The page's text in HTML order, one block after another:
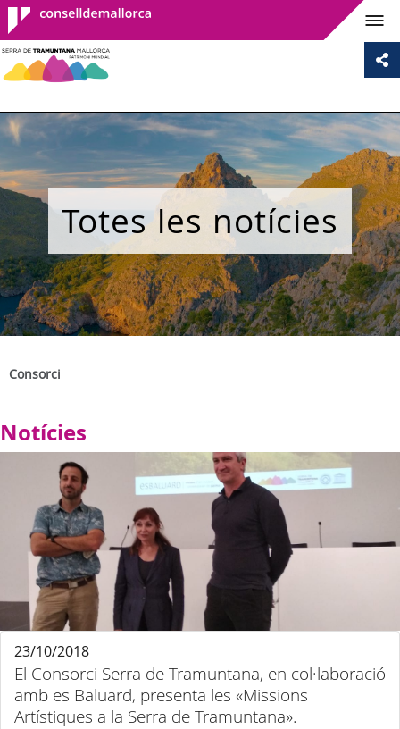
Consell de
Mallorca
Totes les notícies
Consorci
Notícies
El Consorci Serra de Tramuntana, en col·laboració
amb es Baluard, presenta les «Missions
Artístiques a la Serra de Tramuntana».
23/10/2018